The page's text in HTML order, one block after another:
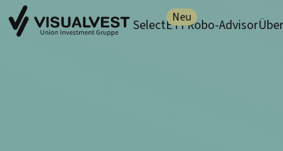
SelectETF
NeuRobo-Advisor